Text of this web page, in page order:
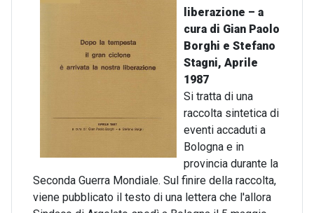
liberazione – a
cura di Gian Paolo
Borghi e Stefano
Stagni, Aprile
1987
Si tratta di una
raccolta sintetica di
eventi accaduti a
Bologna e in
provincia durante la
Seconda Guerra Mondiale. Sul finire della raccolta,
viene pubblicato il testo di una lettera che l'allora